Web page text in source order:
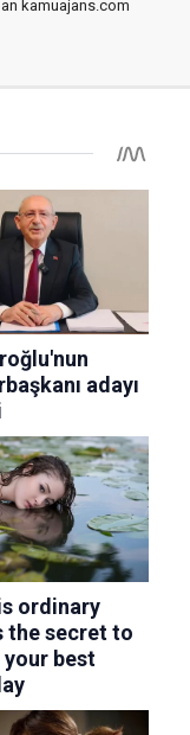
kamuajans.com